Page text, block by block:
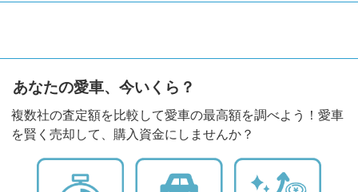
あなたの愛車、今いくら？
複数社の査定額を比較して愛車の最高額を調べよう！愛車
を賢く売却して、購入資金にしませんか？